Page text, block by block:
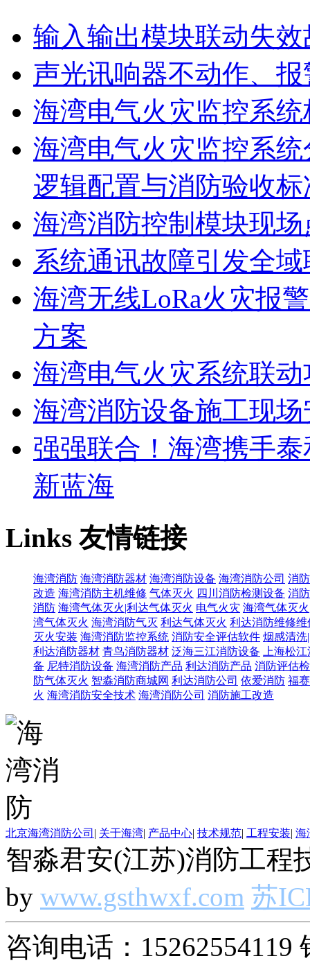
输入输出模块联动失效
声光讯响器不动作、
海湾电气火灾监控系
海湾电气火灾监控系
逻辑配置与消防验收标
海湾消防控制模块现
系统通讯故障引发全
海湾无线LoRa火灾报
方案
海湾电气火灾系统联
海湾消防设备施工现
强强联合！海湾携手
新蓝海
Links友情链接
海湾消防 海湾消防器材 海湾消防设备 海湾消防公司 消
改造 海湾消防主机维修 气体灭火 四川消防检测设备 消
消防 海湾气体灭火|利达气体灭火 电气火灾 海湾气体灭
湾气体灭火 海湾消防气灭 利达气体灭火 利达消防维修维
灭火安装 海湾消防监控系统 消防安全评估软件 烟感清洗
利达消防器材 青鸟消防器材 泛海三江消防设备
上海松
备 尼特消防设备 海湾消防产品 利达消防产品 消防评估
防气体灭火 智淼消防商城网 利达消防公司 依爱消防 福
火 海湾消防安全技术 海湾消防公司 消防施工改造
北京海湾消防公司 | 关于海湾| 产品中心| 技术规范| 工程安装| 海
智淼君安(江苏)消防工程
by www.gsthwxf.com 苏
咨询电话：15262554119